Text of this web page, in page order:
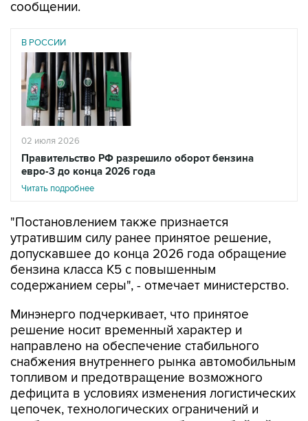
В РОССИИ
02 июля 2026
Правительство РФ разрешило оборот бензина
евро-3 до конца 2026 года
Читать подробнее
"Постановлением также признается
допускавшее до конца 2026 года обращение
бензина класса К5 с повышенным
содержанием серы", - отмечает министерство.
Минэнерго подчеркивает, что принятое
направлено на обеспечение стабильного
снабжения внутреннего рынка автомобильным
топливом и предотвращение возможного
дефицита в условиях изменения логистических
цепочек, технологических ограничений и
необходимости сохранения бесперебойной
работы топливного рынка.